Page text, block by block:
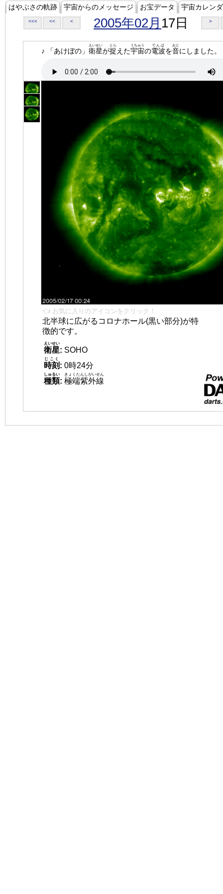
はやぶさの軌跡 宇宙からのメッセージ お宝データ 宇宙カレン
<<< << < 2005年02月 17日 >
♪ 「あけぼの」 衛星
えいせい
が捉
とら
えた宇宙
うちゅう
の電波
でんぱ
を音
おと
にしました。
👈 お気に入りのアイコンをクリック！
北半球に広がるコロナホール(黒い部分)が特
徴的です。
衛星
えいせい
: SOHO
時刻
じこく
: 0時24分
種類
しゅるい
: 極端紫外線
きょくたんしがいせん